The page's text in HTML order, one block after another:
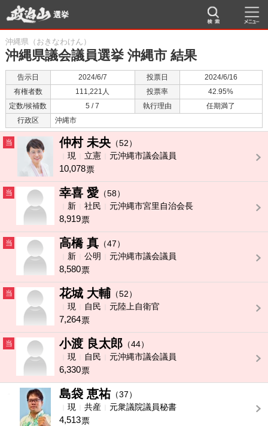
選挙
沖縄県（おきなわけん）
沖縄県議会議員選挙 沖縄市 結果
告示日 2024/6/7 投票日
2024/6/16
有権者数
111,221人 投票率
42.95%
定数/候補数
5 / 7 執行理由
任期満了
行政区
沖縄市
当 仲村 未央 （52）
現
立憲 元沖縄市議会議員
10,078票
当 幸喜 愛 （58）
新
社民 元沖縄市宮里自治会長
8,919票
当 高橋 真 （47）
新
公明 元沖縄市議会議員
8,580票
当 花城 大輔 （52）
現
自民 元陸上自衛官
7,264票
当 小渡 良太郎 （44）
現
自民 元沖縄市議会議員
6,330票
島袋 恵祐（37）
現
共産 元衆議院議員秘書
4,513票